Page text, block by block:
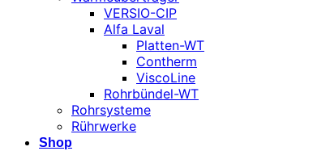
VERSIO-CIP
Alfa Laval
Platten-WT
Contherm
ViscoLine
Rohrbündel-WT
Rohrsysteme
Rührwerke
Shop